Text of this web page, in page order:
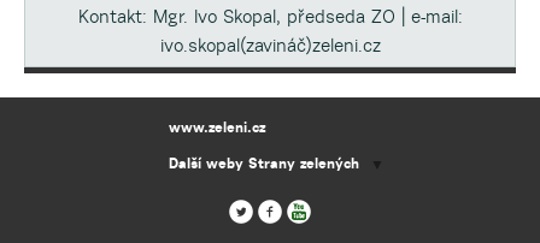
Kontakt: Mgr. Ivo Skopal, předseda ZO | e-mail:
ivo.skopal(zavináč)zeleni.cz
www.zeleni.cz
Další weby Strany zelených
▼